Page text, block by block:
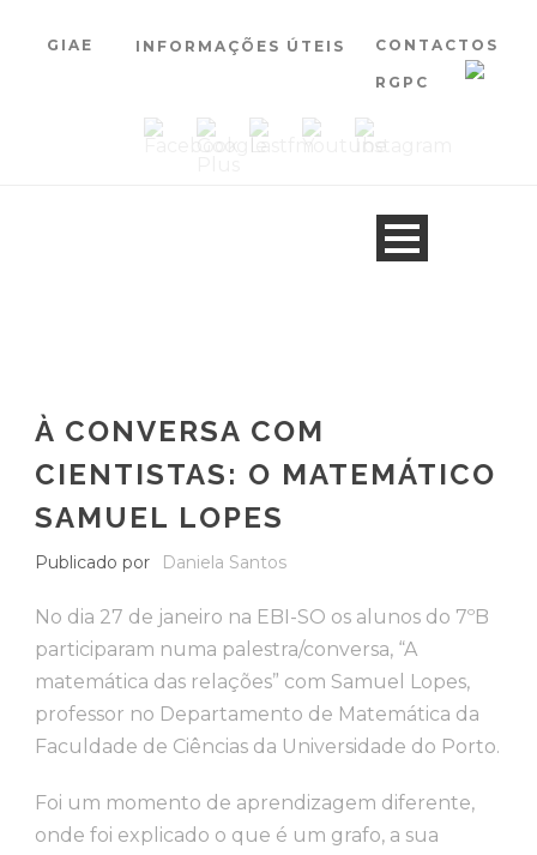
GIAE INFORMAÇÕES ÚTEIS CONTACTOS
RGPC
À CONVERSA COM
CIENTISTAS: O MATEMÁTICO
SAMUEL LOPES
Publicado por Daniela Santos
No dia 27 de janeiro na EBI-SO os alunos do 7ºB
participaram numa palestra/conversa, “A
matemática das relações” com Samuel Lopes,
professor no Departamento de Matemática da
Faculdade de Ciências da Universidade do Porto.
Foi um momento de aprendizagem diferente,
onde foi explicado o que é um grafo, a sua